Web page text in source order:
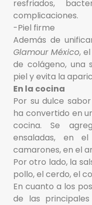
resfriados,
complicaciones.
-Piel firme
Además de
Glamour México,
de colágeno, una
piel y evita la
En la cocina
Por su dulce
ha convertido en
cocina. Se
ensaladas, en
camarones, en el
Por otro lado, la
pollo, el cerdo, el
En cuanto a los
de las